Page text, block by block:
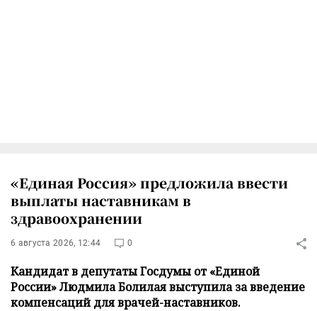
«Единая Россия» предложила ввести
выплаты наставникам в
здравоохранении
6 августа 2026, 12:44 0
Кандидат в депутаты Госдумы от «Единой
России» Людмила Болилая выступила за введение
компенсаций для врачей-наставников.